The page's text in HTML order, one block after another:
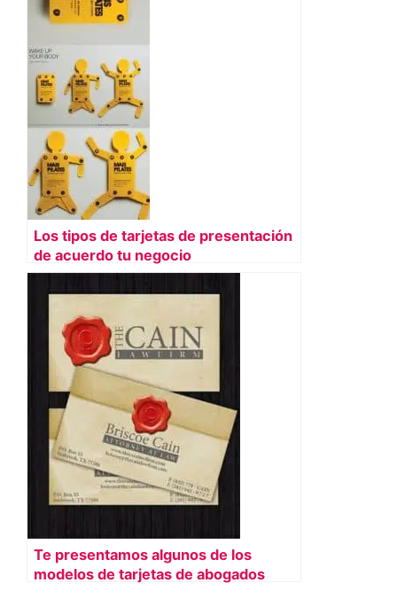
Los tipos de tarjetas de presentación
de acuerdo tu negocio
Te presentamos algunos de los
modelos de tarjetas de abogados